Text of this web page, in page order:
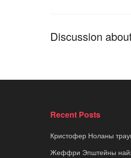
Discussion
Recent Posts
Кристофер Ноланы
Жеффри Эпштейны найз